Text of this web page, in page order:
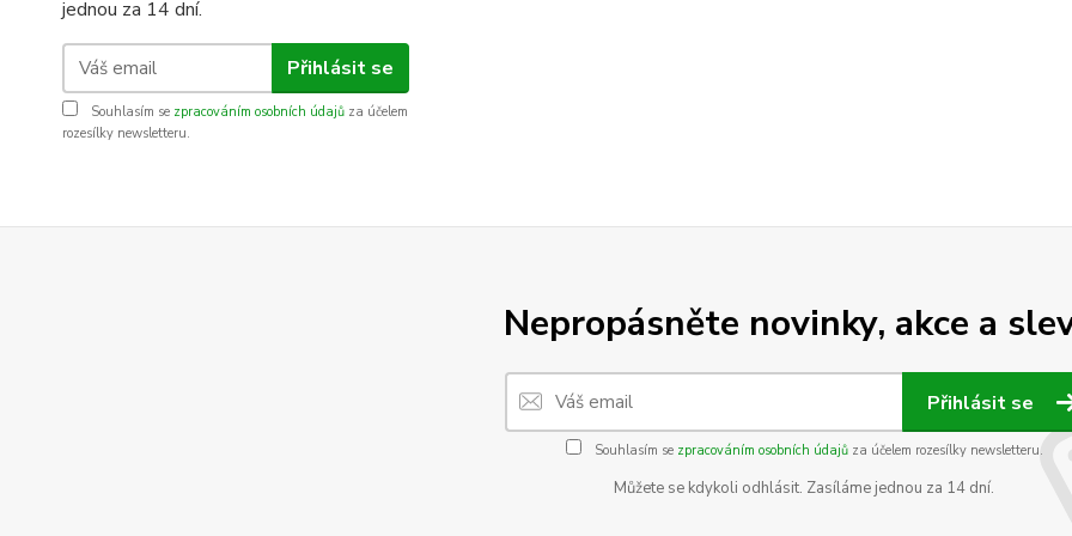
jednou za 14 dní.
Přihlásit se
Souhlasím se zpracováním osobních údajů za účelem
rozesílky newsletteru.
Nepropásněte novinky, akce a
Přihlásit se
Souhlasím se zpracováním osobních údajůza účelem rozesílky newsletteru.
Můžete se kdykoli odhlásit. Zasíláme jednou za 14 dní.